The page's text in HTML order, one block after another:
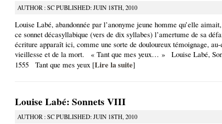
AUTHOR : SC PUBLISHED: JUIN 18TH, 2010
Louise Labé, abandonnée par l’anonyme jeune homme qu’elle
ce sonnet décasyllabique (vers de dix syllabes) l’amertume de sa
écriture apparaît ici, comme une sorte de douloureux témoignage,
vieillesse et de la mort. « Tant que mes yeux… » Louise Labé,
1555 Tant que mes yeux [Lire la suite]
Louise Labé: Sonnets VIII
AUTHOR : SC PUBLISHED: JUIN 18TH, 2010